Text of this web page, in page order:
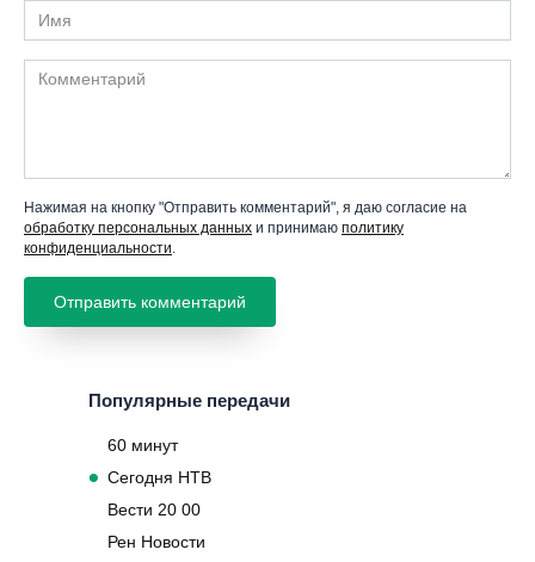
Имя
Комментарий
Нажимая на кнопку "Отправить комментарий", я даю согласие на
обработку персональных данных и принимаю политику
конфиденциальности.
Популярные передачи
60 минут
Сегодня НТВ
Вести 20 00
Рен Новости